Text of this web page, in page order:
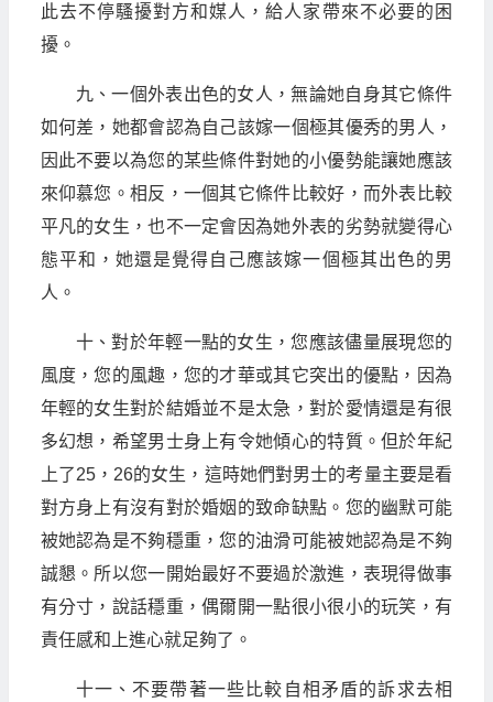
此去不停騷擾對方和媒人，給人家帶來不必要的困
擾。
九、一個外表出色的女人，無論她自身其它條件
如何差，她都會認為自己該嫁一個極其優秀的男人，
因此不要以為您的某些條件對她的小優勢能讓她應該
來仰慕您。相反，一個其它條件比較好，而外表比較
平凡的女生，也不一定會因為她外表的劣勢就變得心
態平和，她還是覺得自己應該嫁一個極其出色的男
人。
十、對於年輕一點的女生，您應該儘量展現您的
風度，您的風趣，您的才華或其它突出的優點，因為
年輕的女生對於結婚並不是太急，對於愛情還是有很
多幻想，希望男士身上有令她傾心的特質。但於年紀
上了25，26的女生，這時她們對男士的考量主要是看
對方身上有沒有對於婚姻的致命缺點。您的幽默可能
被她認為是不夠穩重，您的油滑可能被她認為是不夠
誠懇。所以您一開始最好不要過於激進，表現得做事
有分寸，說話穩重，偶爾開一點很小很小的玩笑，有
責任感和上進心就足夠了。
十一、不要帶著一些比較自相矛盾的訴求去相